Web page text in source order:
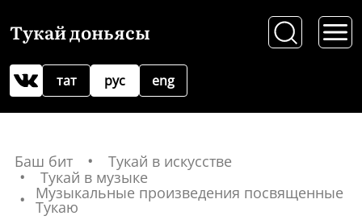
Тукай доньясы
рус
тат eng
Баш бит
Тукай в искусстве
Тукай в музыке
Музыкальные произведения посвященные
Тукаю